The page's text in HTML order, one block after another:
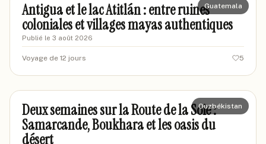
Guatemala
Antigua et le lac Atitlán : entre ruines
coloniales et villages mayas authentiques
Publié le 3 août 2026
Voyage de 12 jours 5
sophievoyages
Ouzbékistan
Deux semaines sur la Route de la Soie :
Samarcande, Boukhara et les oasis du
désert